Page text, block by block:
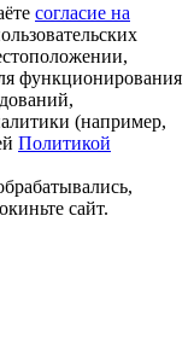
согласие на
функционирования
(например,
Политикой
сайт.